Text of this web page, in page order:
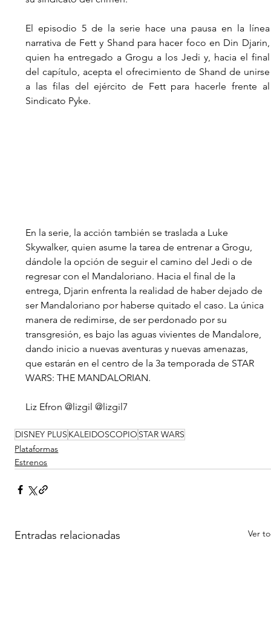
El episodio 5 de la serie hace una pausa en la línea
narrativa de Fett y Shand para hacer foco en Din Djarin,
quien ha entregado a Grogu a los Jedi y, hacia el final
del capítulo, acepta el ofrecimiento de Shand de unirse
a las filas del ejército de Fett para hacerle frente al
Sindicato Pyke.
En la serie, la acción también se traslada a Luke
Skywalker, quien asume la tarea de entrenar a Grogu,
dándole la opción de seguir el camino del Jedi o de
regresar con el Mandaloriano. Hacia el final de la
entrega, Djarin enfrenta la realidad de haber dejado de
ser Mandaloriano por haberse quitado el caso. La única
manera de redimirse, de ser perdonado por su
transgresión, es bajo las aguas vivientes de Mandalore,
dando inicio a nuevas aventuras y nuevas amenazas,
que estarán en el centro de la 3a temporada de STAR
WARS: THE MANDALORIAN.
Liz Efron @lizgil @lizgil7
DISNEY PLUS KALEIDOSCOPIO STAR WARS
Plataformas
Estrenos
Entradas relacionadas Ver